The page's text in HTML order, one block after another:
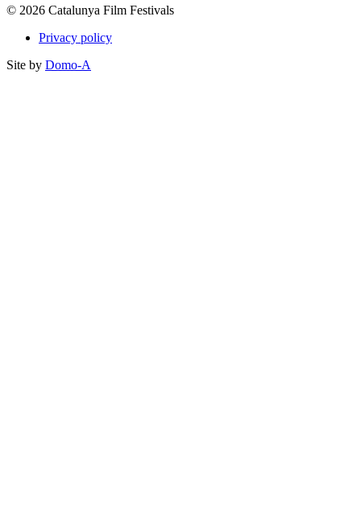
© 2026 Catalunya Film Festivals
Privacy policy
Site by Domo-A